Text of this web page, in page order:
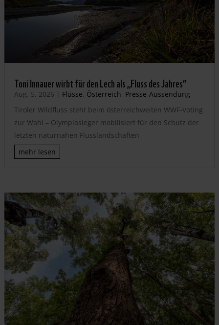
Toni Innauer wirbt für den Lech als „Fluss des Jahres“
Aug. 5, 2026 | Flüsse, Österreich, Presse-Aussendung
Tiroler Wildfluss steht beim österreichweiten WWF-Voting
zur Wahl – Olympiasieger mobilisiert für den Schutz der
letzten naturnahen Flusslandschaften
mehr lesen